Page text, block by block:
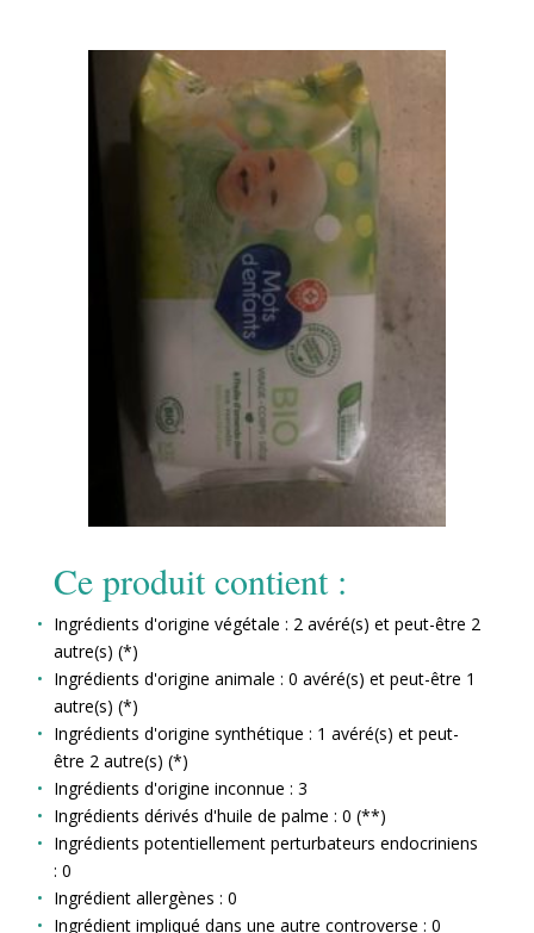
Ce produit contient :
Ingrédients d'origine végétale : 2 avéré(s) et peut-être 2
autre(s) (*)
Ingrédients d'origine animale : 0 avéré(s) et peut-être 1
autre(s) (*)
Ingrédients d'origine synthétique : 1 avéré(s) et peut-
être 2 autre(s) (*)
Ingrédients d'origine inconnue : 3
Ingrédients dérivés d'huile de palme : 0 (**)
Ingrédients potentiellement perturbateurs endocriniens
: 0
Ingrédient allergènes : 0
Ingrédient impliqué dans une autre controverse : 0